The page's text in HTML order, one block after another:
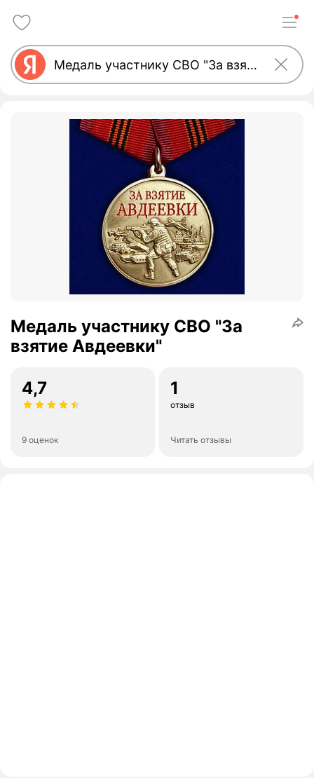
Медаль участнику СВО "За
взятие Авдеевки"
4,7
9 оценок
1
отзыв
Читать отзывы